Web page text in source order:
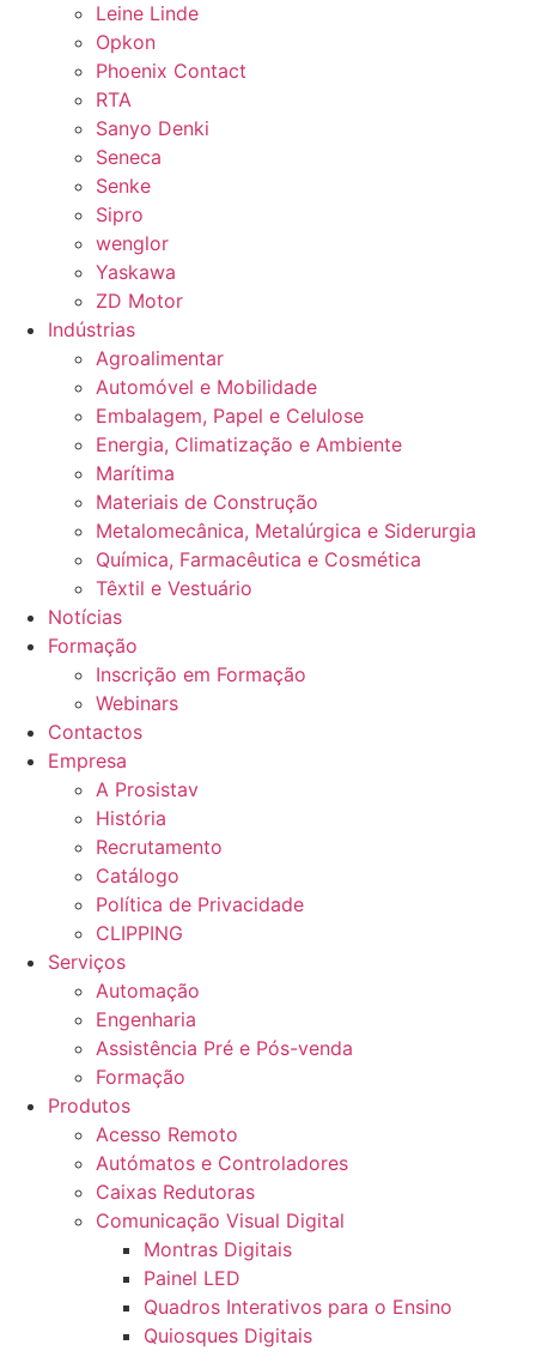
Leine Linde
Opkon
Phoenix Contact
RTA
Sanyo Denki
Seneca
Senke
Sipro
wenglor
Yaskawa
ZD Motor
Indústrias
Agroalimentar
Automóvel e Mobilidade
Embalagem, Papel e Celulose
Energia, Climatização e Ambiente
Marítima
Materiais de Construção
Metalomecânica, Metalúrgica e Siderurgia
Química, Farmacêutica e Cosmética
Têxtil e Vestuário
Notícias
Formação
Inscrição em Formação
Webinars
Contactos
Empresa
A Prosistav
História
Recrutamento
Catálogo
Política de Privacidade
CLIPPING
Serviços
Automação
Engenharia
Assistência Pré e Pós-venda
Formação
Produtos
Acesso Remoto
Autómatos e Controladores
Caixas Redutoras
Comunicação Visual Digital
Montras Digitais
Painel LED
Quadros Interativos para o Ensino
Quiosques Digitais